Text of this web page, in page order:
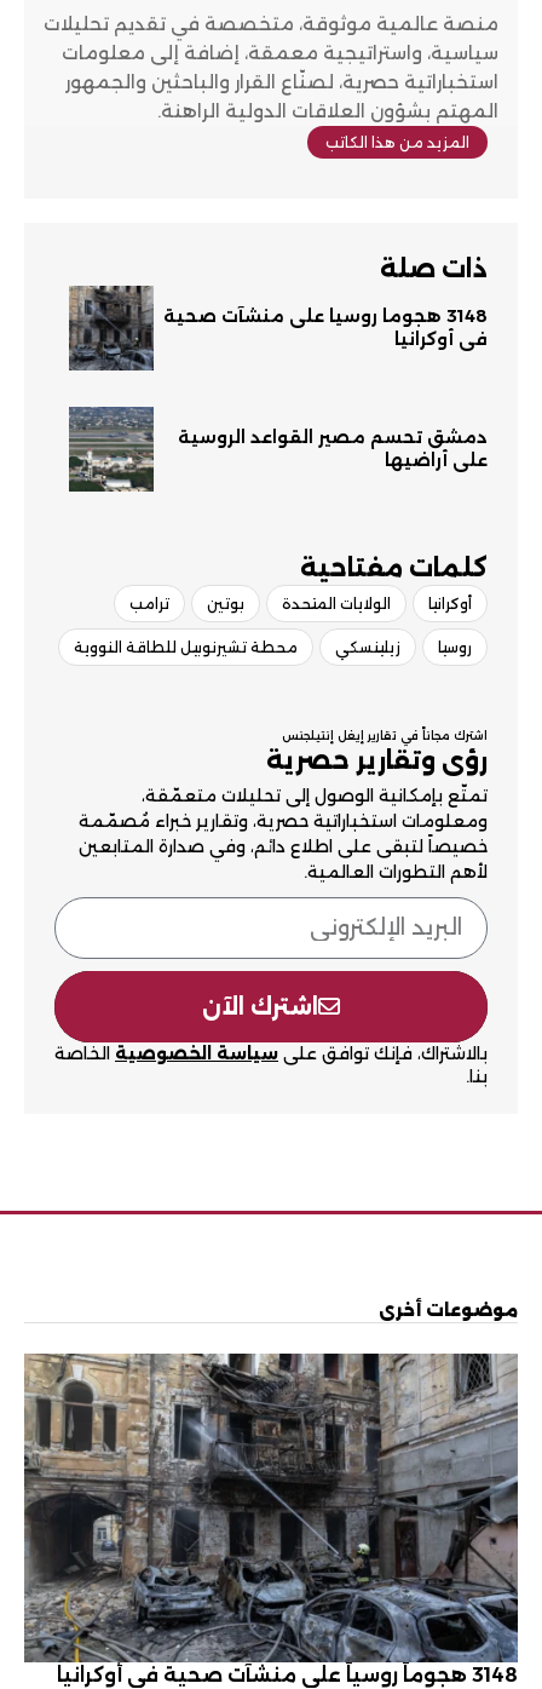
منصة عالمية موثوقة، متخصصة في تقديم تحليلات
سياسية، واستراتيجية معمقة، إضافة إلى معلومات
استخباراتية حصرية، لصنّاع القرار والباحثين والجمهور
المهتم بشؤون العلاقات الدولية الراهنة.
المزيد من هذا الكاتب
ذات صلة
3148 هجوماً روسياً على منشآت صحية
في أوكرانيا
دمشق تحسم مصير القواعد الروسية
على أراضيها
كلمات مفتاحية​
أوكرانيا الولايات المتحدة بوتين ترامب
روسيا زيلينسكي محطة تشيرنوبيل للطاقة النووية
اشترك مجاناً في تقارير إيغل إنتيلجنس
رؤى وتقارير حصرية
تمتّع بإمكانية الوصول إلى تحليلات متعمّقة،
ومعلومات استخباراتية حصرية، وتقارير خبراء مُصمّمة
خصيصاً لتبقى على اطلاع دائم، وفي صدارة المتابعين
لأهم التطورات العالمية.
اشترك الآن
بالاشتراك، فإنك توافق على سياسة الخصوصية الخاصة
بنا.
موضوعات أخرى
3148 هجوماً روسياً على منشآت صحية في أوكرانيا